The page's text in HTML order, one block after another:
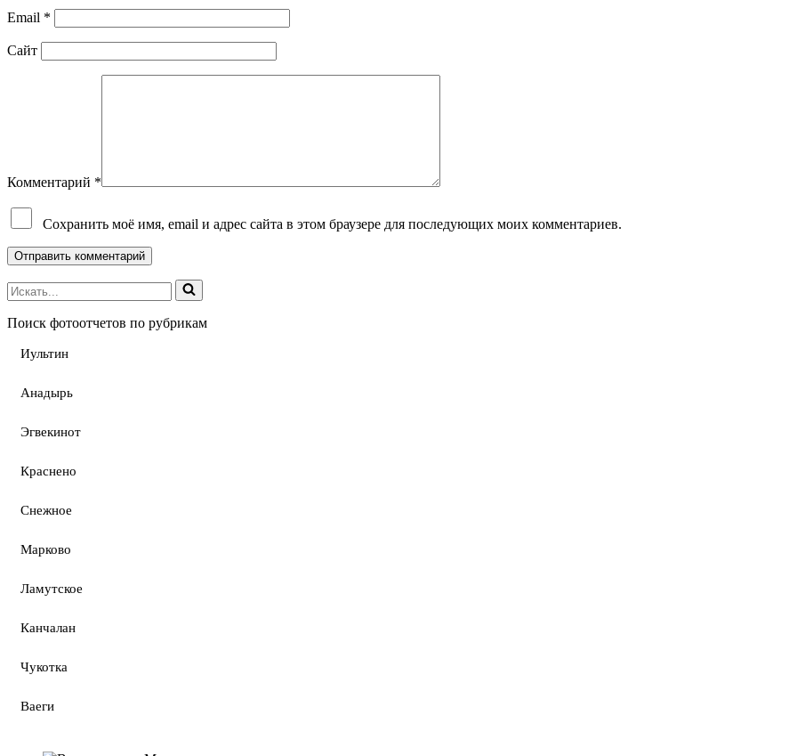
Email *
Сайт
Комментарий *
Сохранить моё имя, email и адрес сайта в этом браузере для последующих моих комментариев.
Поиск фотоотчетов по рубрикам
Иультин
Анадырь
Эгвекинот
Краснено
Снежное
Марково
Ламутское
Канчалан
Чукотка
Ваеги